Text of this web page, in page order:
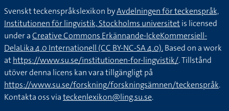
Svenskt teckenspråkslexikon byAvdelningen för teckenspråk,
Institutionen för lingvistik, Stockholms universitetis licensed
under aCreative Commons Erkännande-IckeKommersiell-
DelaLika 4.0 Internationell (CC BY-NC-SA 4.0).Based on a work
athttps://www.su.se/institutionen-for-lingvistik/. Tillstånd
utöver denna licens kan vara tillgängligt på
https://www.su.se/forskning/forskningsämnen/teckenspråk.
Kontakta oss viateckenlexikon@ling.su.se.